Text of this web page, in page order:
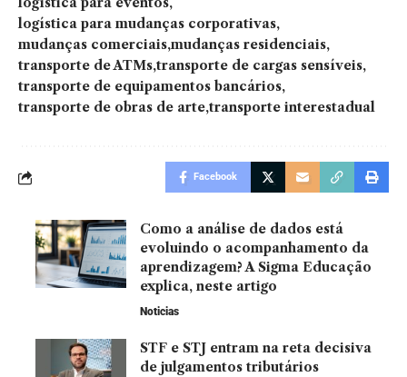
logística para mudanças corporativas
mudanças comerciais mudanças residenciais
transporte de ATMs transporte de cargas sensíveis
transporte de equipamentos bancários
transporte de obras de arte transporte interestadual
Facebook
Como a análise de dados está
evoluindo o acompanhamento da
aprendizagem? A Sigma Educação
explica, neste artigo
Noticias
STF e STJ entram na reta decisiva
de julgamentos tributários